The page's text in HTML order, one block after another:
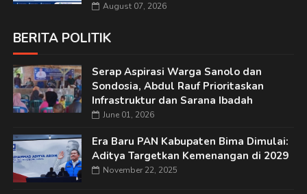
August 07, 2026
BERITA POLITIK
Serap Aspirasi Warga Sanolo dan
Sondosia, Abdul Rauf Prioritaskan
Infrastruktur dan Sarana Ibadah
June 01, 2026
Era Baru PAN Kabupaten Bima Dimulai:
Aditya Targetkan Kemenangan di 2029
November 22, 2025